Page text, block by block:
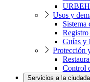
Usos y
Sistema
Guías y
Protección
Control
Servicios a la